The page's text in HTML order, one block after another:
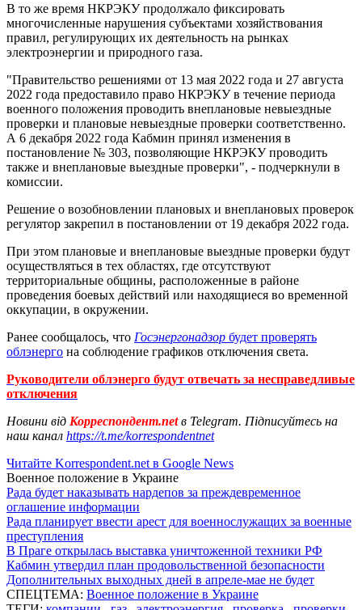
В то же время НКРЭКУ продолжало фиксировать
многочисленные нарушения субъектами хозяйствования
правил, регулирующих их деятельность на рынках
электроэнергии и природного газа.
"Правительство решениями от 13 мая 2022 года и 27 августа
2022 года предоставило право НКРЭКУ в течение периода
военного положения проводить внеплановые невыездные
проверки и плановые невыездные проверки соответственно.
А 6 декабря 2022 года Кабмин принял изменения в
постановление № 303, позволяющие НКРЭКУ проводить
также и внеплановые выездные проверки", - подчеркнули в
комиссии.
Решение о возобновлении плановых и внеплановых проверок
регулятор закрепил в постановлении от 19 декабря 2022 года.
При этом плановые и внеплановые выездные проверки будут
осуществляться в тех областях, где отсутствуют
территориальные общины, расположенные в районе
проведения боевых действий или находящиеся во временной
оккупации, в окружении.
Ранее сообщалось, что Госэнергонадзор будет проверять
облэнерго на соблюдение графиков отключения света.
Руководители облэнерго будут отвечать за несправедливые
отключения
Новини від Корреспондент.netв Telegram. Підписуйтесь на
наш канал https://t.me/korrespondentnet
Читайте Korrespondent.net в Google News
Военное положение в Украине
Рада будет наказывать нардепов за преждевременное
оглашение информации
Рада планирует ввести арест для военнослужащих за военные
преступления
В Праге открылась выставка уничтоженной техники РФ
Кабмин утвердил план продовольственной безопасности
Дополнительных выходных дней в апреле-мае не будет
СПЕЦТЕМА: Военное положение в Украине